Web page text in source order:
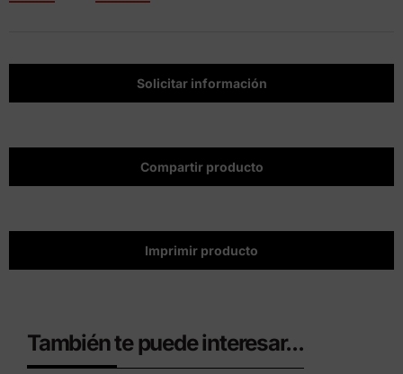
Solicitar información
Compartir producto
Imprimir producto
También te puede interesar...